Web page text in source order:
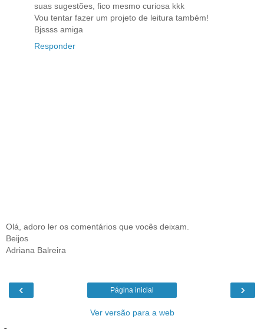
suas sugestões, fico mesmo curiosa kkk
Vou tentar fazer um projeto de leitura também!
Bjssss amiga
Responder
Olá, adoro ler os comentários que vocês deixam.
Beijos
Adriana Balreira
‹ ›
Página inicial
Ver versão para a web